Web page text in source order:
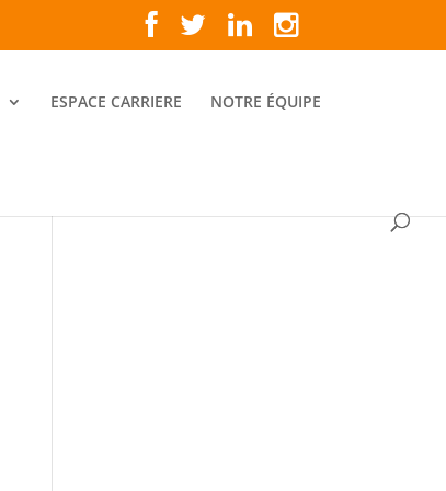
ESPACE CARRIERE NOTRE ÉQUIPE